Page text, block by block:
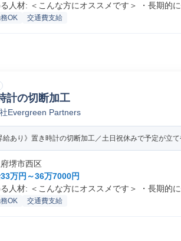
人材: ＜こんな方にオススメです＞ ・長期的に
OK 交通費支給
計の切断加工
Evergreen Partners
給あり》置き時計の切断加工／土日祝休みで予定が立
堺市西区
33万円～36万7000円
人材: ＜こんな方にオススメです＞ ・長期的に
OK 交通費支給